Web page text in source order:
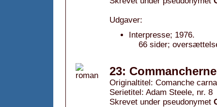
Udgaver:
Interpresse; 1976.
66 sider;
23:
Originaltitel: Comanche
Serietitel: Adam Steele, nr. 8
Skrevet under pseudonymet